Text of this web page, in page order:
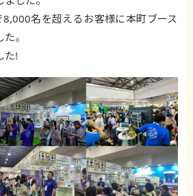
名を超えるお客様に本町ブース
。
た!